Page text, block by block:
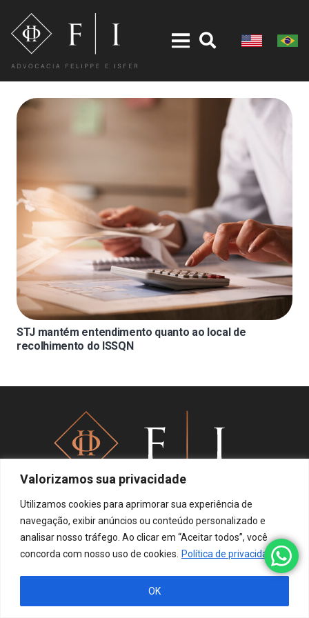
Valorizamos sua privacidade
Utilizamos cookies para aprimorar sua experiência de
navegação, exibir anúncios ou conteúdo personalizado e
analisar nosso tráfego. Ao clicar em “Aceitar todos”, você
concorda com nosso uso de cookies. Política de privacidade
OK
STJ mantém entendimento quanto ao local de
recolhimento do ISSQN
Política de privacidade